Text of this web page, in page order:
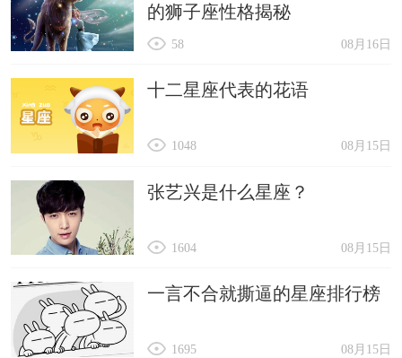
的狮子座性格揭秘
08月16日
58
十二星座代表的花语
08月15日
1048
张艺兴是什么星座？
08月15日
1604
一言不合就撕逼的星座排行榜
08月15日
1695